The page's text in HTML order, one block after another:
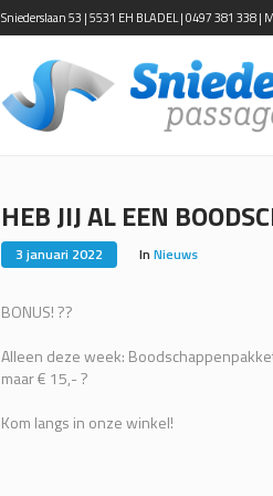
Sniederslaan 53 | 5531 EH BLADEL | 0497 381 338 |
HEB JIJ AL EEN
3 januari 2022 In Nieuws
BONUS! ??
Alleen deze week:
maar € 15,- ?
Kom langs in onze winkel!